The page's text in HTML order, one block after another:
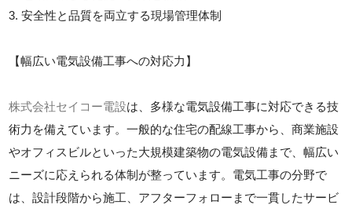
3. 安全性と品質を両立する現場管理体制
【幅広い電気設備工事への対応力】
株式会社セイコー電設は、多様な電気設備工事に対応できる技
術力を備えています。一般的な住宅の配線工事から、商業施設
やオフィスビルといった大規模建築物の電気設備まで、幅広い
ニーズに応えられる体制が整っています。電気工事の分野で
は、設計段階から施工、アフターフォローまで一貫したサービ